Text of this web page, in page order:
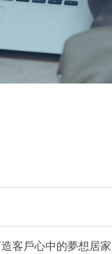
客戶心中的夢想居家